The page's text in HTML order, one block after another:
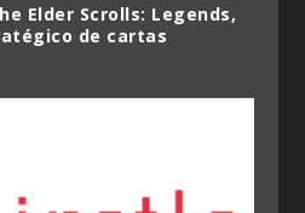
Elder Scrolls: Legends,
de cartas